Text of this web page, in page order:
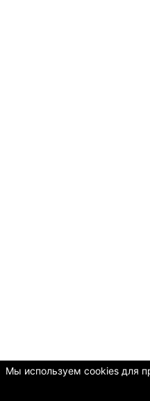
Мы используем cookies для